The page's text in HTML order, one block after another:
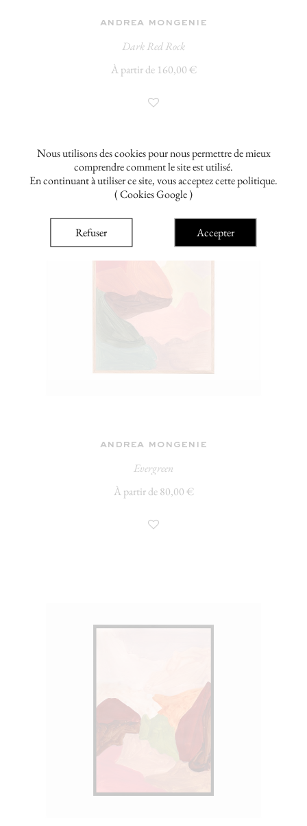
Nous utilisons des cookies pour nous permettre de mieux
comprendre comment le site est utilisé.
En continuant à utiliser ce site, vous acceptez cette politique.
( Cookies Google )
Refuser Accepter
andrea mongenie
Dark Red Rock
À partir de 160,00 €
andrea mongenie
Evergreen
À partir de 80,00 €